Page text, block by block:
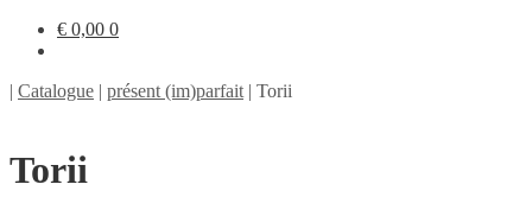
€ 0,00 0
| Catalogue | présent (im)parfait | Torii
Torii